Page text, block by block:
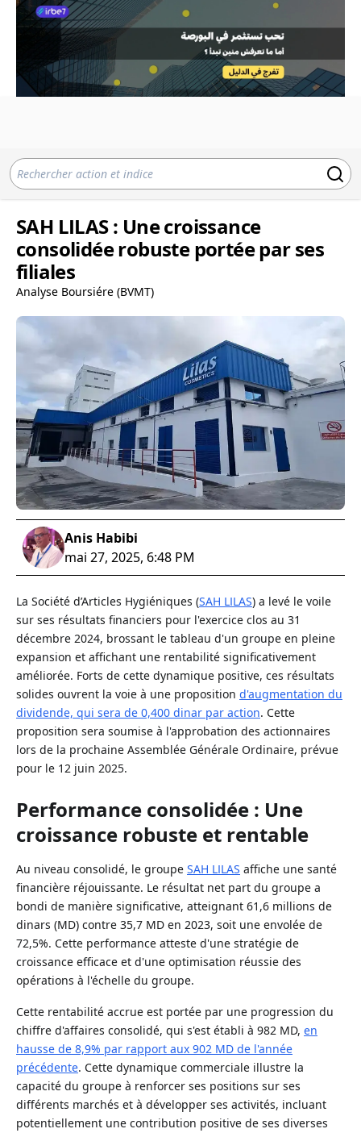
SAH LILAS : Une croissance
consolidée robuste portée par ses
filiales
Analyse Boursiére (BVMT)
Anis Habibi
mai 27, 2025, 6:48 PM
La Société d’Articles Hygiéniques (SAH LILAS) a levé le voile
sur ses résultats financiers pour l'exercice clos au 31
décembre 2024, brossant le tableau d'un groupe en pleine
expansion et affichant une rentabilité significativement
améliorée. Forts de cette dynamique positive, ces résultats
solides ouvrent la voie à une proposition d'augmentation du
dividende, qui sera de 0,400 dinar par action. Cette
proposition sera soumise à l'approbation des actionnaires
lors de la prochaine Assemblée Générale Ordinaire, prévue
pour le 12 juin 2025.
Performance consolidée : Une
croissance robuste et rentable
Au niveau consolidé, le groupe SAH LILAS affiche une santé
financière réjouissante. Le résultat net part du groupe a
bondi de manière significative, atteignant 61,6 millions de
dinars (MD) contre 35,7 MD en 2023, soit une envolée de
72,5%. Cette performance atteste d'une stratégie de
croissance efficace et d'une optimisation réussie des
opérations à l'échelle du groupe.
Cette rentabilité accrue est portée par une progression du
chiffre d'affaires consolidé, qui s'est établi à 982 MD, en
hausse de 8,9% par rapport aux 902 MD de l'année
précédente. Cette dynamique commerciale illustre la
capacité du groupe à renforcer ses positions sur ses
différents marchés et à développer ses activités, incluant
potentiellement une contribution positive de ses diverses